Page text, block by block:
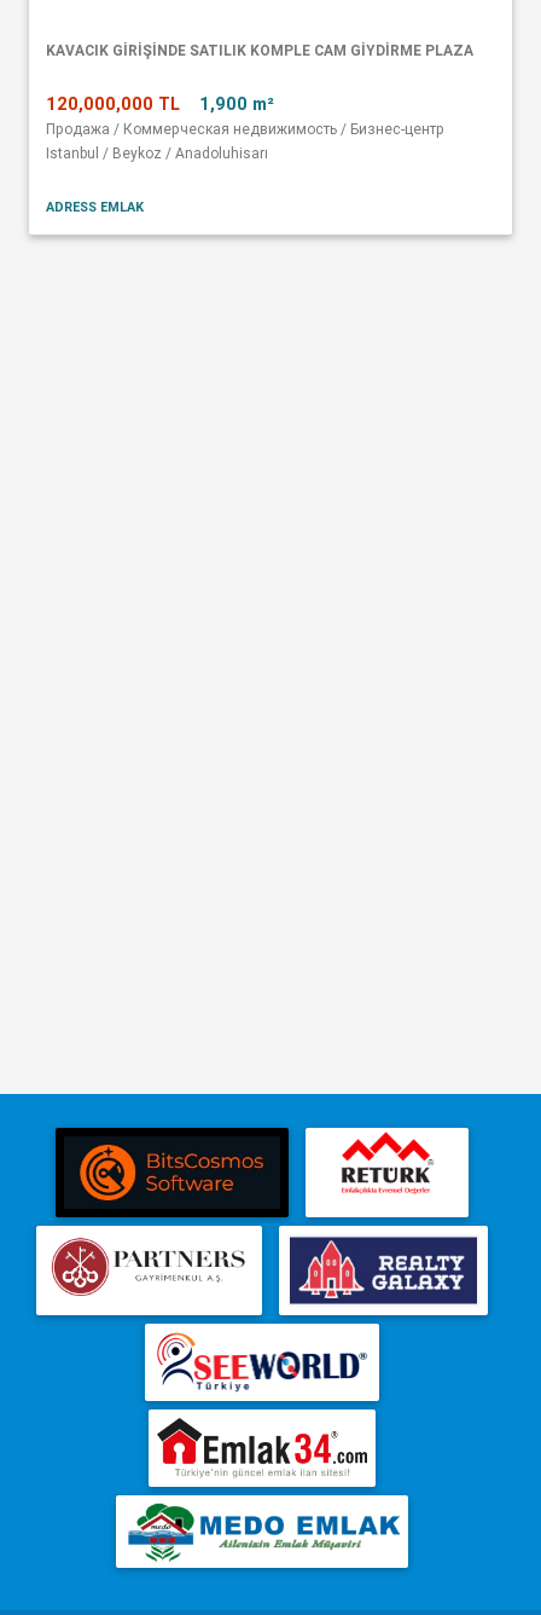
KAVACIK GİRİŞİNDE SATILIK KOMPLE CAM GİYDİRME PLAZA
120,000,000 TL 1,900 m²
Продажа / Коммерческая недвижимость / Бизнес-центр
Istanbul / Beykoz / Anadoluhisarı
ADRESS EMLAK